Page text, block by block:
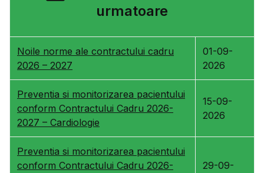
urmatoare
Noile norme ale contractului cadru
2026 – 2027
01-09-
2026
Preventia si monitorizarea pacientului
conform Contractului Cadru 2026-
2027 – Cardiologie
15-09-
2026
Preventia si monitorizarea pacientului
conform Contractului Cadru 2026-
29-09-